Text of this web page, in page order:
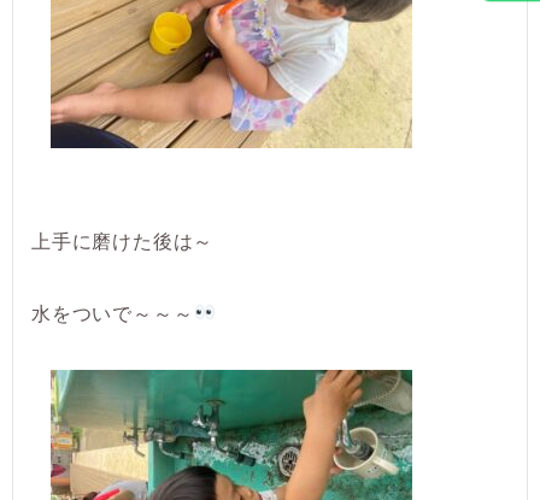
上手に磨けた後は～
水をついで～～～